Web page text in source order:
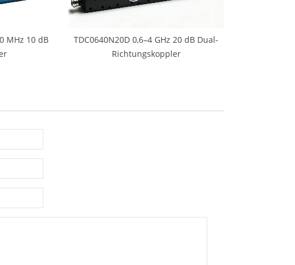
MHz 10 dB
TDC0640N20D 0,6–4 GHz 20 dB Dual-
Richtungskoppler